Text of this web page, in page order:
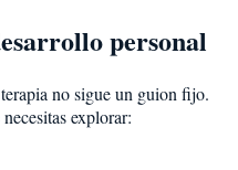
personal
no sigue un guion fijo.
explorar: